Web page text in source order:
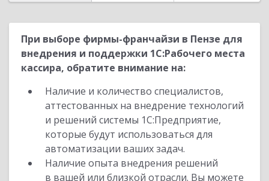
При выборе фирмы-франчайзи в Пензе для
внедрения и поддержки 1С:Рабочего места
кассира, обратите внимание на:
Наличие и количество специалистов,
аттестованных на внедрение технологий
и решений системы 1С:Предприятие,
которые будут использоваться для
автоматизации ваших задач.
Наличие опыта внедрения решений
в вашей или близкой отрасли. Вы можете